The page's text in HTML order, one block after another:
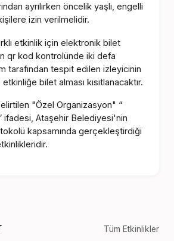
ayrılırken öncelik yaşlı, engelli
izin verilmelidir.
etkinlik için elektronik bilet
qr kod kontrolünde iki defa
tarafından tespit edilen izleyicinin
bilet alması kısıtlanacaktır.
"Özel Organizasyon" “
ifadesi, Ataşehir Belediyesi'nin
kapsamında gerçekleştirdiği
Tüm Etkinlikler